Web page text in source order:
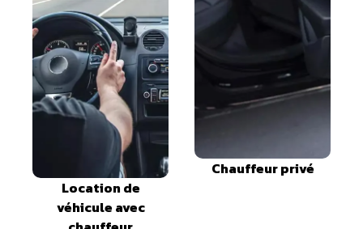
Location de
véhicule avec
Chauffeur privé